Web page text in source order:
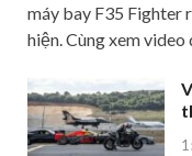
máy bay F35 Fighter
hiện. Cùng xem video